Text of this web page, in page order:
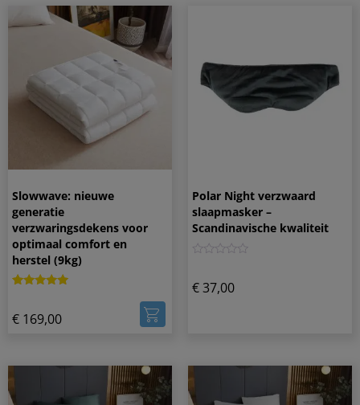
Slowwave: nieuwe
generatie
verzwaringsdekens voor
optimaal comfort en
herstel (9kg)
op 5
gebaseerd
€ 169,00
Polar Night verzwaard
slaapmasker –
Scandinavische kwaliteit
€37,00